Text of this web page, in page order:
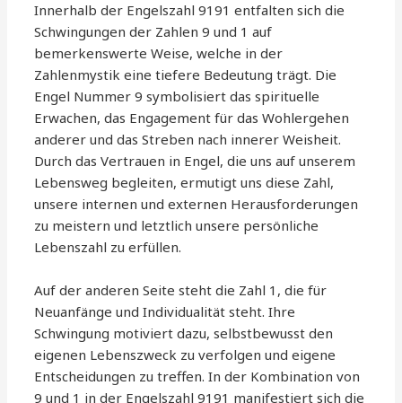
Innerhalb der Engelszahl 9191 entfalten sich die
Schwingungen der Zahlen 9 und 1 auf
bemerkenswerte Weise, welche in der
Zahlenmystik eine tiefere Bedeutung trägt. Die
Engel Nummer 9 symbolisiert das spirituelle
Erwachen, das Engagement für das Wohlergehen
anderer und das Streben nach innerer Weisheit.
Durch das Vertrauen in Engel, die uns auf unserem
Lebensweg begleiten, ermutigt uns diese Zahl,
unsere internen und externen Herausforderungen
zu meistern und letztlich unsere persönliche
Lebenszahl zu erfüllen.
Auf der anderen Seite steht die Zahl 1, die für
Neuanfänge und Individualität steht. Ihre
Schwingung motiviert dazu, selbstbewusst den
eigenen Lebenszweck zu verfolgen und eigene
Entscheidungen zu treffen. In der Kombination von
9 und 1 in der Engelszahl 9191 manifestiert sich die